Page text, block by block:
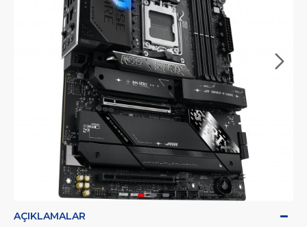
AÇIKLAMALAR